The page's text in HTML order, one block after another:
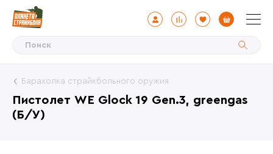
Пистолет WE Glock 19 Gen.3, greengas
(Б/У)
Барахолка страйкбольного оружия